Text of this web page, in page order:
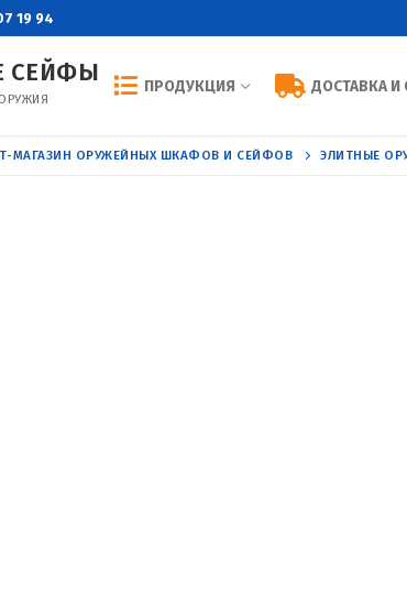
19 94
СЕЙФЫ ПРОДУКЦИЯ ДОСТАВКА И
МАГАЗИН ОРУЖЕЙНЫХ ШКАФОВ И СЕЙФОВ ЭЛИТНЫЕ